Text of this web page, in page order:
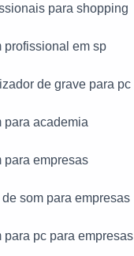
para shopping
profissional em sp
de grave para pc
para academia
para empresas
som para empresas
pc para empresas